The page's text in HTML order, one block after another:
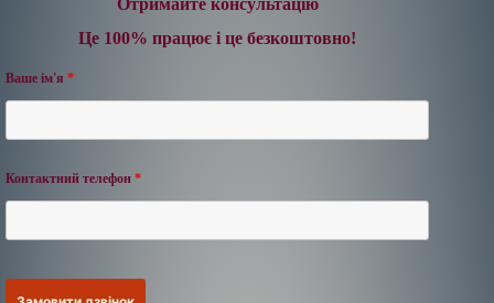
Це 100% працює і це безкоштовно!
Ваше ім'я *
Контактний телефон *